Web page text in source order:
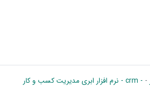
- - crm - نرم افزار ابری مدیریت کسب و کار